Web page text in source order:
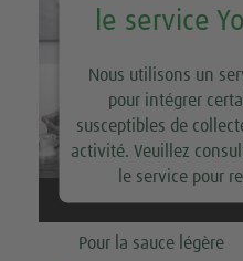
le service
Nous utilisons un
pour intégrer
susceptibles de
activité. Veuillez
le service pour
En
Pour la sauce légère